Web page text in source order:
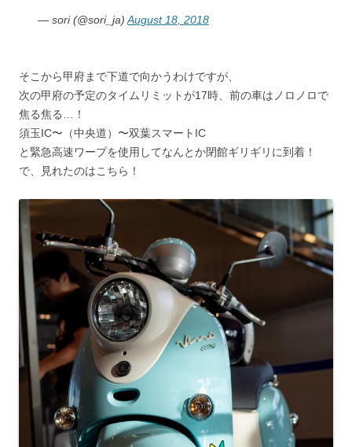
— sori (@sori_ja) August 18, 2018
そこから甲府まで下道で向かうわけですが、
次の甲府の予定のタイムリミットが17時、前の車はノロノロで
焦る焦る…！
須玉IC〜（中央道）〜双葉スマートIC
と緊急高速ワープを使用してなんとか閉館ギリギリに到着！
で、見れたのはこちら！